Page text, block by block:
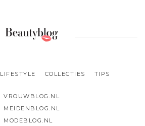
LIFESTYLE COLLECTIES TIPS
VROUWBLOG.NL
MEIDENBLOG.NL
MODEBLOG.NL